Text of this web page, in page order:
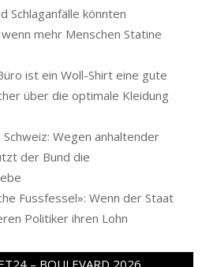
Schlaganfälle könnten
mehr Menschen Statine
ist ein Woll-Shirt eine gute
über die optimale Kleidung
Schweiz: Wegen anhaltender
der Bund die
Fussfessel»: Wenn der Staat
Politiker ihren Lohn
– BOULEVARD 2026